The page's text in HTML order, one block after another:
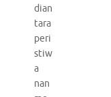
dian
tara
peri
stiw
a
nan